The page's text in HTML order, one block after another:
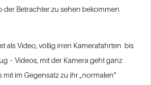
der Betrachter zu sehen bekommen
als Video, völlig irren Kamerafahrten bis
– Videos, mit der Kamera geht ganz
mit im Gegensatz zu ihr „normalen“